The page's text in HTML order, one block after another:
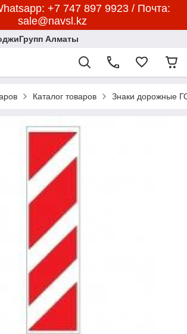
+7 747 897 9923 / Почта:
sale@navsl.kz
Алматы
Каталог товаров Знаки дорожные